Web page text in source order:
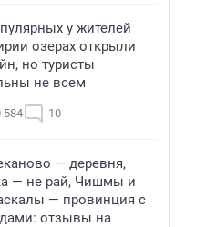
у жителей
озерах открыли
но туристы
не всем
584 10
— деревня,
— не рай, Чишмы и
— провинция с
отзывы на